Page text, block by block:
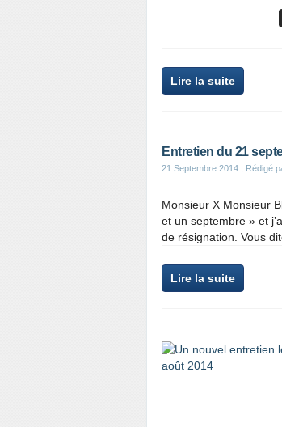
Lire la suite
Entretien du 21
21 Septembre 2014 , Rédigé
Monsieur X Monsieur
et un septembre » et
de résignation. Vous
Lire la suite